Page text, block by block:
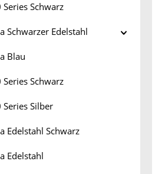
Schwarz
Schwarzer Edelstahl
Blau
Schwarz
Silber
Edelstahl Schwarz
Edelstahl